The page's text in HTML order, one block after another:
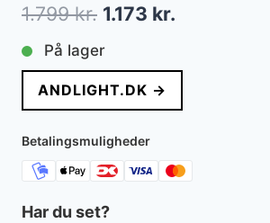
1.799kr. Den
oprindelige
pris
var:
1.799 kr..
1.173 kr.
pris
er:
På lager
ANDLIGHT.DK →
Betalingsmuligheder
Har du set?